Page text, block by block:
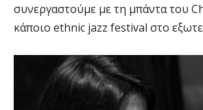
συνεργαστούμε με τη μπάντα του
κάποιο ethnic jazz festival στο